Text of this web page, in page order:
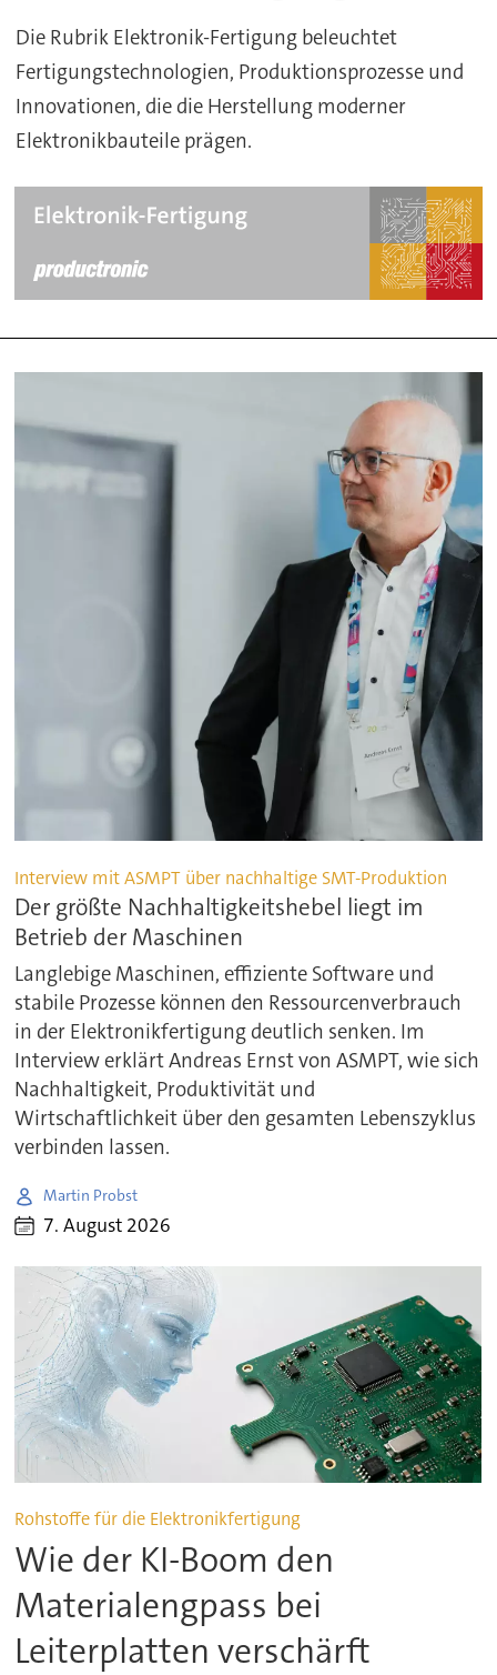
Die Rubrik Elektronik-Fertigung beleuchtet
Fertigungstechnologien, Produktionsprozesse und
Innovationen, die die Herstellung moderner
Elektronikbauteile prägen.
Interview mit ASMPT über nachhaltige SMT-Produktion
Der größte Nachhaltigkeitshebel liegt im
Betrieb der Maschinen
Langlebige Maschinen, effiziente Software und
stabile Prozesse können den Ressourcenverbrauch
in der Elektronikfertigung deutlich senken. Im
Interview erklärt Andreas Ernst von ASMPT, wie sich
Nachhaltigkeit, Produktivität und
Wirtschaftlichkeit über den gesamten Lebenszyklus
verbinden lassen.
Martin Probst
7. August 2026
Rohstoffe für die Elektronikfertigung
Wie der KI-Boom den
Materialengpass bei
Leiterplatten verschärft